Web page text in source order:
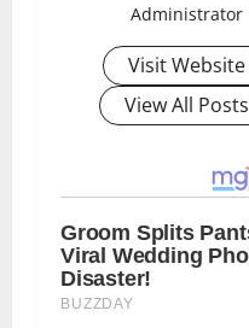
Administrator
Visit Website
View All Posts